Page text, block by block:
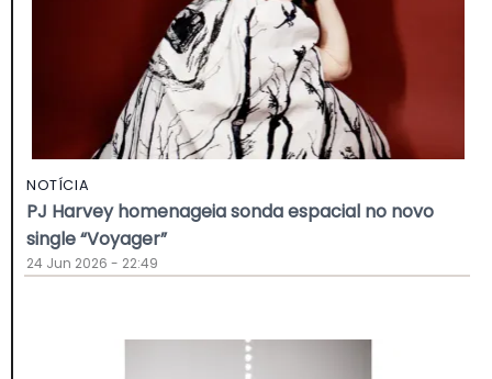
NOTÍCIA
PJ Harvey homenageia sonda espacial no novo
single “Voyager”
24 Jun 2026 - 22:49